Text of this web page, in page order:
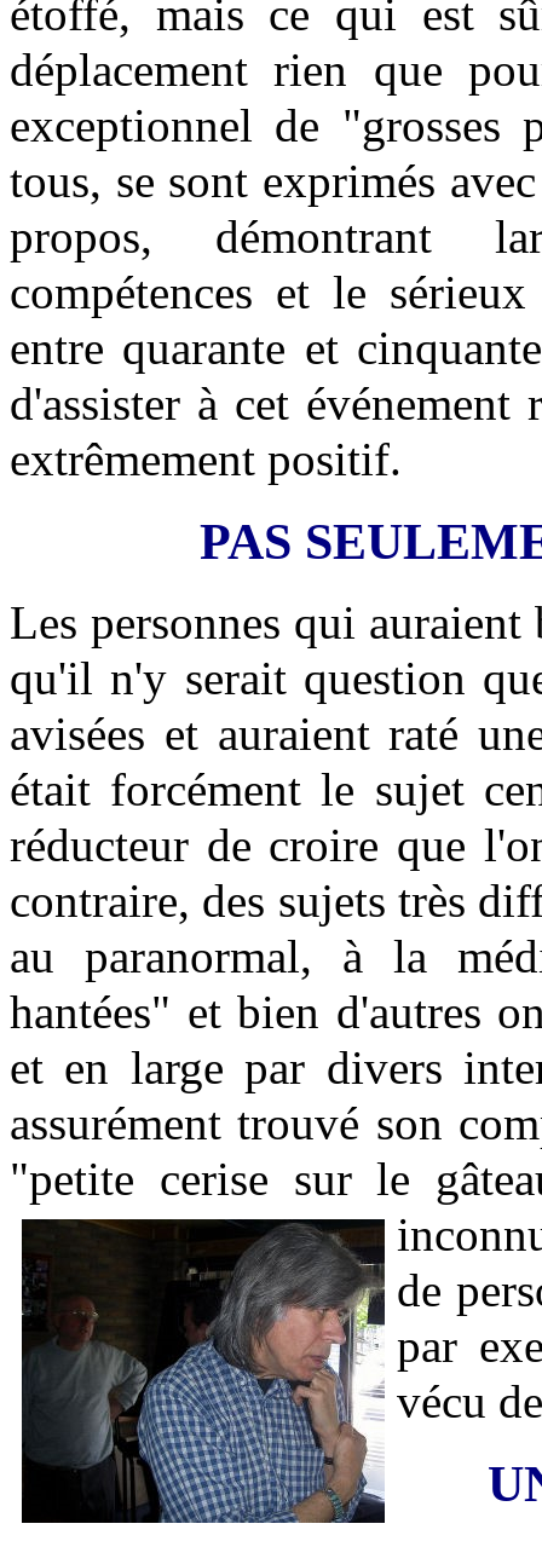
étoffé, mais ce qui est
déplacement rien que
exceptionnel de "grosses
tous, se sont exprimés
propos, démontrant
compétences et le
entre quarante et
d'assister à cet
extrêmement positif.
PAS
Les personnes qui
qu'il n'y serait question
avisées et auraient raté
était forcément le sujet
réducteur de croire que
contraire, des sujets très
au paranormal, à la
hantées" et bien d'autres
et en large par divers
assurément trouvé son
"petite cerise sur le
de
par
vécu